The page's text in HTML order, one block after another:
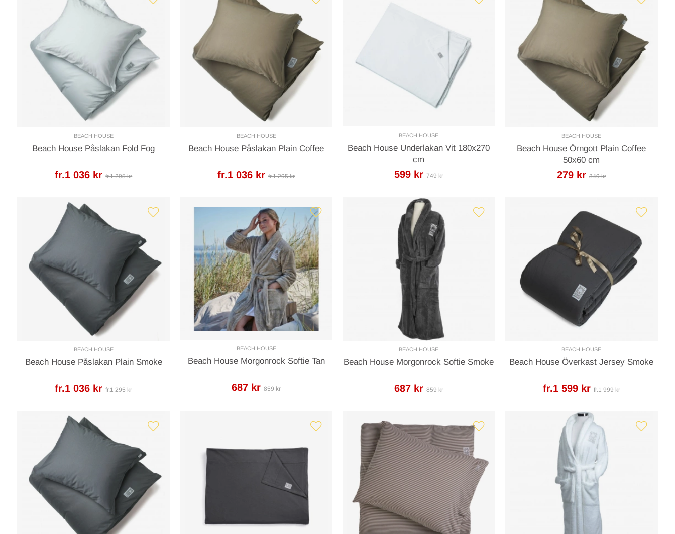
BEACH HOUSE
Beach House Påslakan Fold Fog
fr.1 036 kr fr.1 295 kr
BEACH HOUSE
Beach House Påslakan Plain Coffee
fr.1 036 kr fr.1 295 kr
BEACH HOUSE
Beach House Underlakan Vit 180x270
cm
599 kr 749 kr
BEACH HOUSE
Beach House Örngott Plain Coffee
50x60 cm
279 kr 349 kr
BEACH HOUSE
Beach House Påslakan Plain Smoke
fr.1 036 kr fr.1 295 kr
BEACH HOUSE
Beach House Morgonrock Softie Tan
687 kr 859 kr
BEACH HOUSE
Beach House Morgonrock Softie Smoke
687 kr 859 kr
BEACH HOUSE
Beach House Överkast Jersey Smoke
fr.1 599 kr fr.1 999 kr